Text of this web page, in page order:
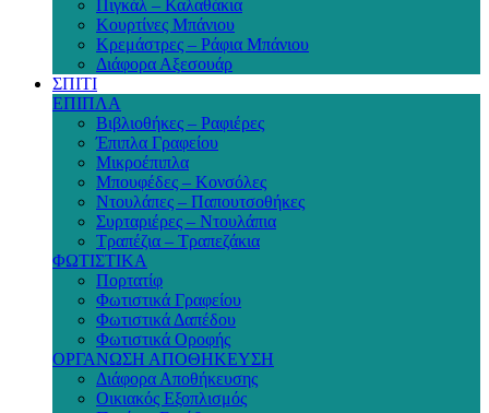
Πιγκάλ – Καλαθάκια
Κουρτίνες Μπάνιου
Κρεμάστρες – Ράφια Μπάνιου
Διάφορα Αξεσουάρ
ΣΠΙΤΙ
ΕΠΙΠΛΑ
Βιβλιοθήκες – Ραφιέρες
Έπιπλα Γραφείου
Μικροέπιπλα
Μπουφέδες – Κονσόλες
Ντουλάπες – Παπουτσοθήκες
Συρταριέρες – Ντουλάπια
Τραπέζια – Τραπεζάκια
ΦΩΤΙΣΤΙΚΑ
Πορτατίφ
Φωτιστικά Γραφείου
Φωτιστικά Δαπέδου
Φωτιστικά Οροφής
ΟΡΓΑΝΩΣΗ ΑΠΟΘΗΚΕΥΣΗ
Διάφορα Αποθήκευσης
Οικιακός Εξοπλισμός